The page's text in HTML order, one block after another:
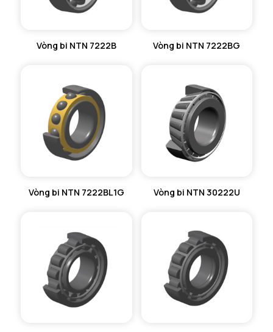
Vòng bi NTN 7222B Vòng bi NTN 7222BG
Vòng bi NTN 7222BL1G Vòng bi NTN 30222U